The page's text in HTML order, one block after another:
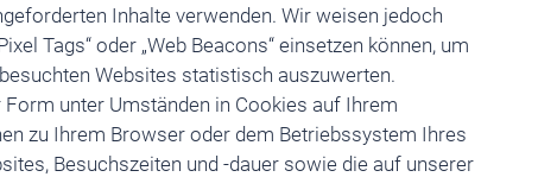
Inhalte verwenden. Wir weisen jedoch
Tags“ oder „Web Beacons“ einsetzen können, um
Websites statistisch auszuwerten.
unter Umständen in Cookies auf Ihrem
zu Ihrem Browser oder dem Betriebssystem Ihres
Besuchszeiten und -dauer sowie die auf unserer